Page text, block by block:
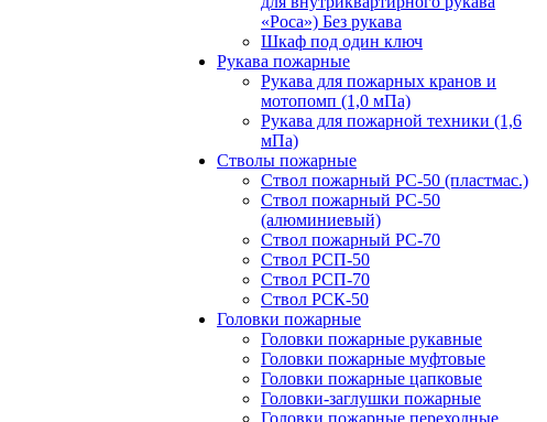
«Роса») Без рукава
Шкаф под один ключ
Рукава пожарные
Рукава для пожарных кранов и
мотопомп (1,0 мПа)
Рукава для пожарной техники (1,6
мПа)
Стволы пожарные
Ствол пожарный РС-50 (пластмас.)
Ствол пожарный РС-50
(алюминиевый)
Ствол пожарный РС-70
Ствол РСП-50
Ствол РСП-70
Ствол РСК-50
Головки пожарные
Головки пожарные рукавные
Головки пожарные муфтовые
Головки пожарные цапковые
Головки-заглушки пожарные
Головки пожарные переходные